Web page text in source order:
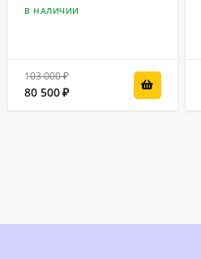
В НАЛИЧИИ
103 000 ₽
80 500₽